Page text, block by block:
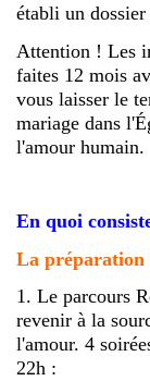
établi un
Attention ! Les
faites 12 mois
vous laisser le
mariage dans
l'amour humain.
En quoi
La préparation
1. Le parcours
revenir à la
l'amour. 4
22h :